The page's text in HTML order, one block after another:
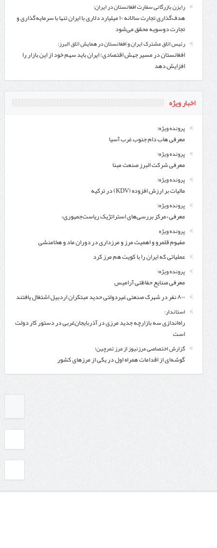
رایزن بازرگانی سفارت افغانستان در ایران:
هدف‌گذاری تجارت سالانه ۱۰ میلیارد دلاری با ایران تنها با سرمایه‌گذاری و
تجارت دوسویه محقق می‌شود
رئیس اتاق مشترک ایران و افغانستان در همایش اتاق البرز:
افغانستان در مسیر جهش اقتصادی؛ ایران باید سهم خود از این بازار را
افزایش دهد
اخبار ویژه
پرونده ویژه؛
معرفی هاب دام جنوب غرب آسیا
پرونده ویژه؛
معرفی شركت البرز صنعت مبنا
پرونده ویژه؛
مالیات بر ارزش افزوده (KDV) در ترکیه
پرونده ویژه؛
معرفی «مرکز بررسی‌های استراتژیک ریاست‌جمهوری»
پرونده ویژه
مفهوم قلمرو و اهمیت مرز و مرزداری در دوران ماد و هخامنشی
عملیاتی که ایران را با کویت هم مرز کرد
پرونده ویژه؛
معرفی صنایع حفاظتی آرامیس
۸۰۰ نفر در شهرک صنعتی غیردولتی حدید مبتکران اردبیل اشتغال یافتند
استاندار:
راه‌اندازی سه بازارچه جدید مرزی در آذربایجان‌غربی در دستور کار دولت
است
گزارش اختصاصی مرزنیوز از مرز تمرچین؛
گوشه‌ای از اقدامات همراه اول در یکی از مرزهای کشور